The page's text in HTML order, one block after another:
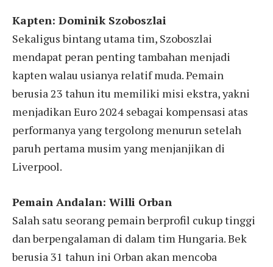
Kapten: Dominik Szoboszlai
Sekaligus bintang utama tim, Szoboszlai
mendapat peran penting tambahan menjadi
kapten walau usianya relatif muda. Pemain
berusia 23 tahun itu memiliki misi ekstra, yakni
menjadikan Euro 2024 sebagai kompensasi atas
performanya yang tergolong menurun setelah
paruh pertama musim yang menjanjikan di
Liverpool.
Pemain Andalan: Willi Orban
Salah satu seorang pemain berprofil cukup tinggi
dan berpengalaman di dalam tim Hungaria. Bek
berusia 31 tahun ini Orban akan mencoba